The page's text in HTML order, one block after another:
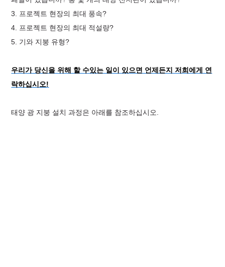
3. 프로젝트 현장의 최대 풍속?
4. 프로젝트 현장의 최대 적설량?
5. 기와 지붕 유형?
우리가 당신을 위해 할 수있는 일이 있으면 언제든지 저희에게 연
락하십시오!
태양 광 지붕 설치 과정은 아래를 참조하십시오.